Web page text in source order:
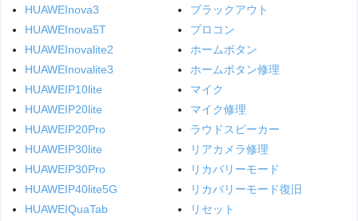
HUAWEInova3
HUAWEInova5T
HUAWEInovalite2
HUAWEInovalite3
HUAWEIP10lite
HUAWEIP20lite
HUAWEIP20Pro
HUAWEIP30lite
HUAWEIP30Pro
HUAWEIP40lite5G
HUAWEIQuaTab
ブラックアウト
プロコン
ホームボタン
ホームボタン修理
マイク
マイク修理
ラウドスピーカー
リアカメラ修理
リカバリーモード
リカバリーモード復旧
リセット